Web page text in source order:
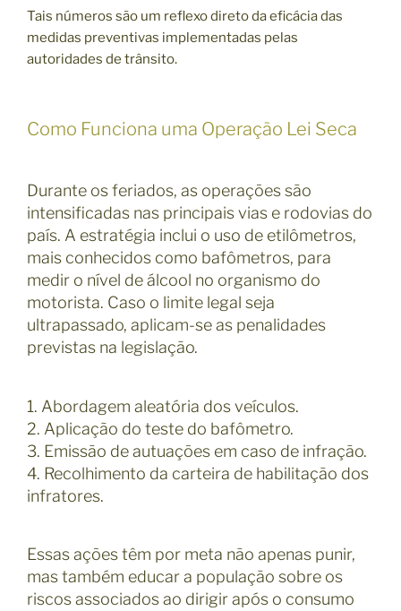
Tais números são um reflexo direto da eficácia das
medidas preventivas implementadas pelas
autoridades de trânsito.
Como Funciona uma Operação Lei Seca
Durante os feriados, as operações são
intensificadas nas principais vias e rodovias do
país. A estratégia inclui o uso de etilômetros,
mais conhecidos como bafômetros, para
medir o nível de álcool no organismo do
motorista. Caso o limite legal seja
ultrapassado, aplicam-se as penalidades
previstas na legislação.
1. Abordagem aleatória dos veículos.
2. Aplicação do teste do bafômetro.
3. Emissão de autuações em caso de infração.
4. Recolhimento da carteira de habilitação dos
infratores.
Essas ações têm por meta não apenas punir,
mas também educar a população sobre os
riscos associados ao dirigir após o consumo